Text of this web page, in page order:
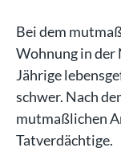
Bei dem
Wohnung in der
Jährige
schwer. Nach
mutmaßlichen
Tatverdächtige.